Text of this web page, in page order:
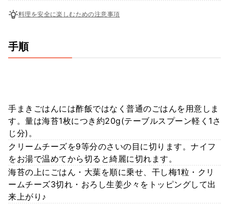
料理を安全に楽しむための注意事項
手順
手まきごはんには酢飯ではなく普通のごはんを用意しま
す。量は海苔1枚につき約20g(テーブルスプーン軽く1さ
じ分)。
クリームチーズを9等分のさいの目に切ります。ナイフ
をお湯で温めてから切ると綺麗に切れます。
海苔の上にごはん・大葉を順に乗せ、干し梅1粒・クリ
ームチーズ3切れ・おろし生姜少々をトッピングして出
来上がり♪